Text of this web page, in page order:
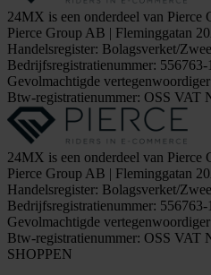
24MX is een onderdeel van Pierce
Pierce Group AB | Fleminggatan
Handelsregister: Bolagsverket/
Bedrijfsregistratienummer: 556763-
Gevolmachtigde
Btw-registratienummer: OSS VAT
24MX is een onderdeel van Pierce
Pierce Group AB | Fleminggatan
Handelsregister: Bolagsverket/
Bedrijfsregistratienummer: 556763-
Gevolmachtigde
Btw-registratienummer: OSS VAT
SHOPPEN